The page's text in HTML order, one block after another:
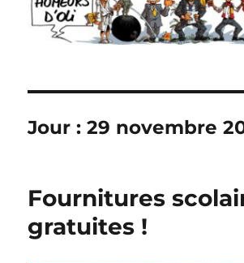
Jour :29 novembre
Fournitures
gratuites !